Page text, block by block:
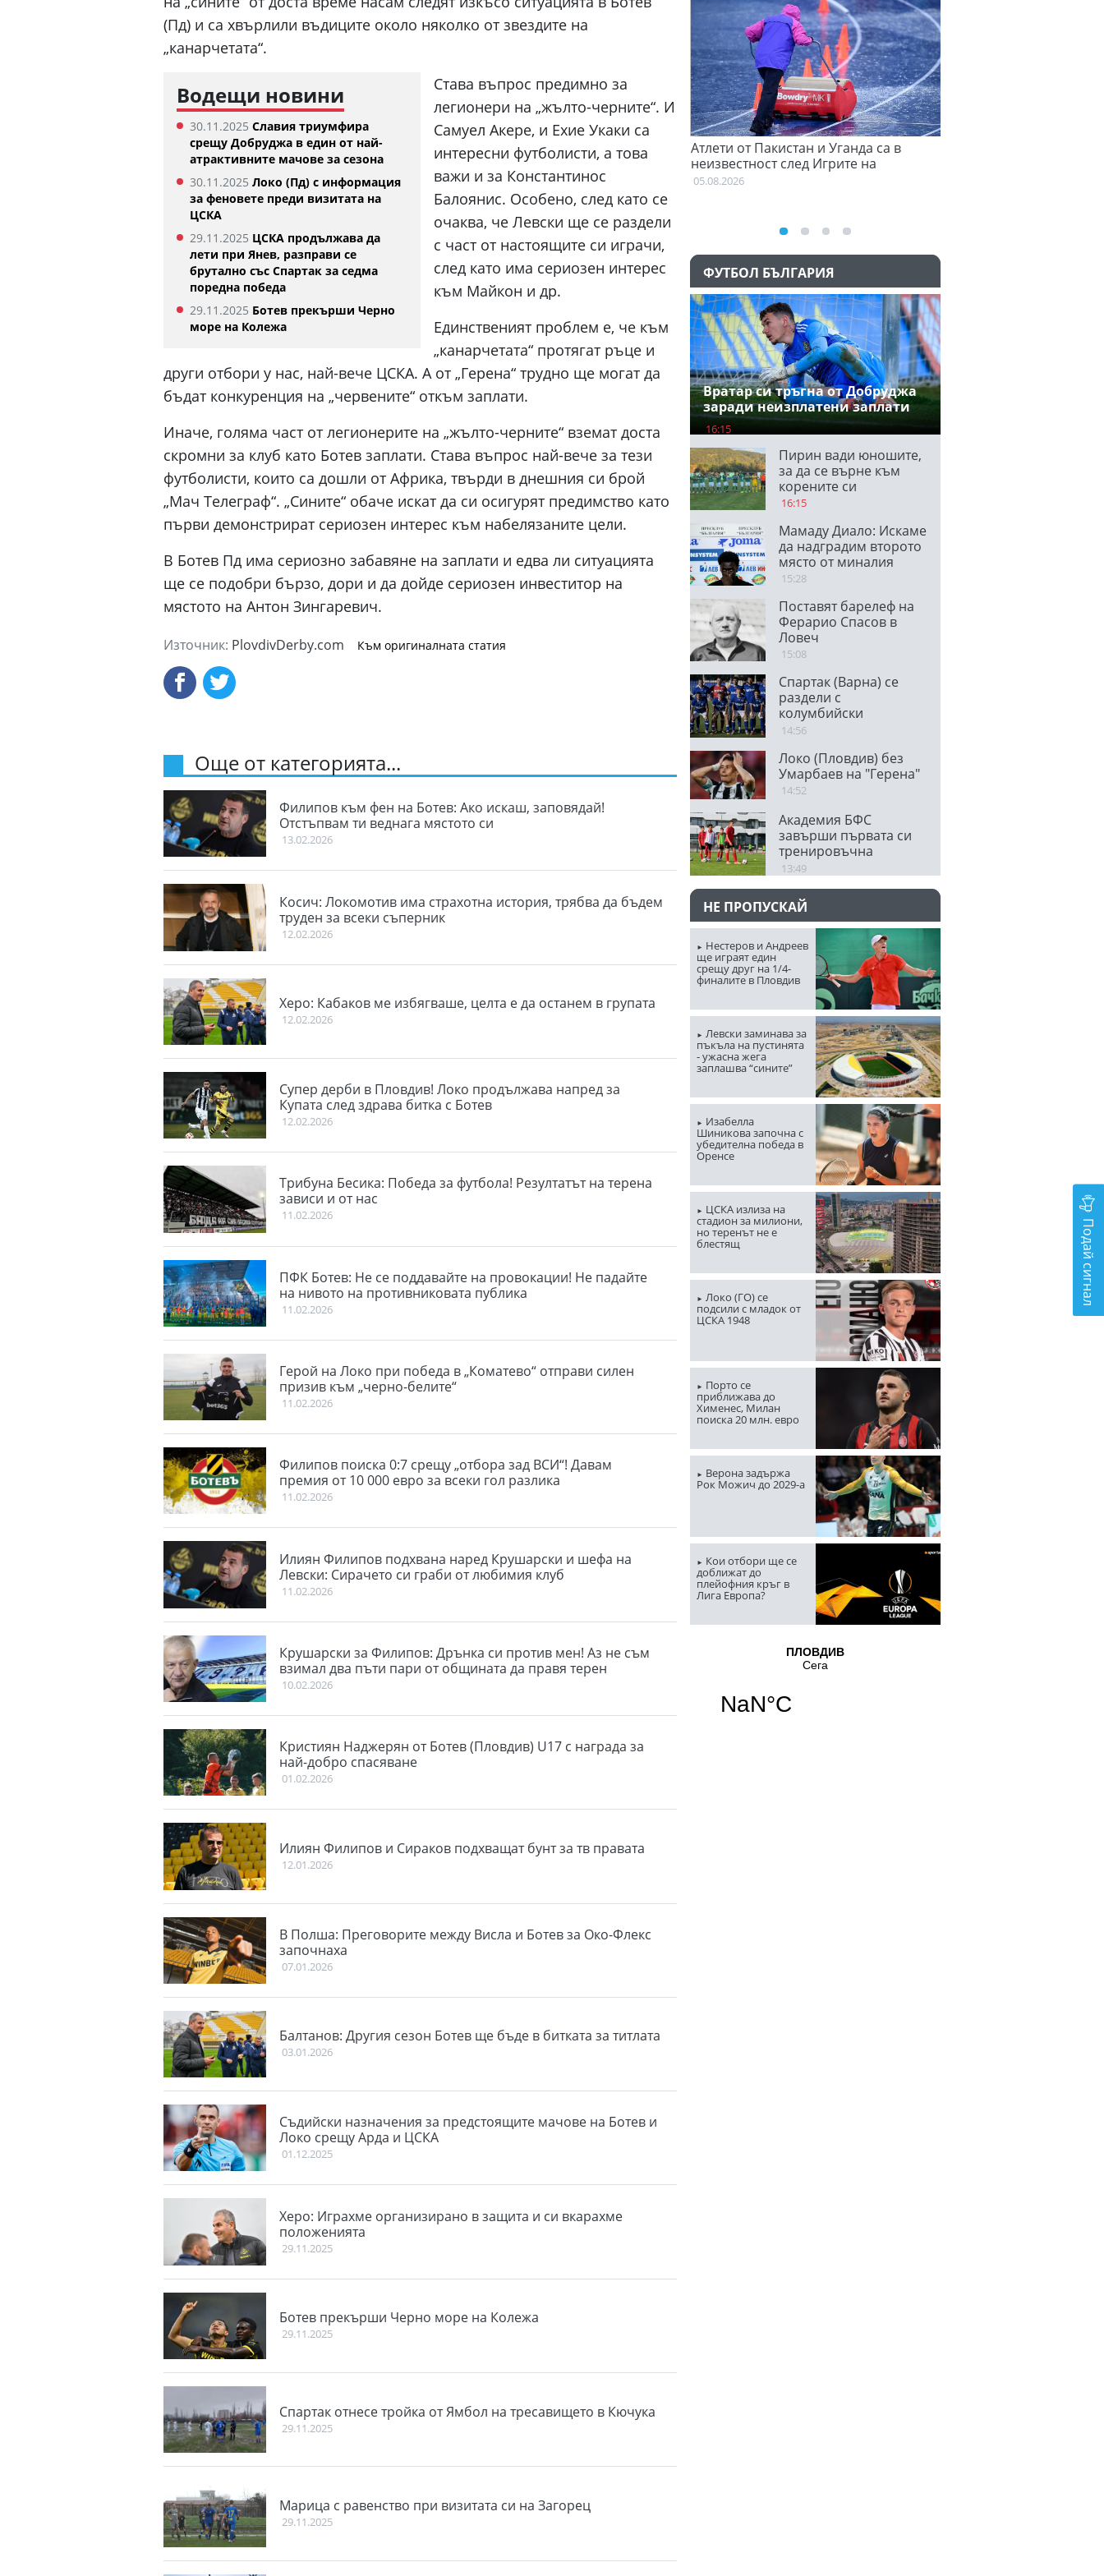
(Пд) и са хвърлили въдиците около няколко от звездите на
„канарчетата“.
Водещи новини
30.11.2025 Славия триумфира
срещу Добруджа в един от най-
атрактивните мачове за сезона
30.11.2025 Локо (Пд) с информация
за феновете преди визитата на
ЦСКА
29.11.2025 ЦСКА продължава да
лети при Янев, разправи се
брутално със Спартак за седма
поредна победа
29.11.2025 Ботев прекърши Черно
море на Колежа
Става въпрос предимно за
легионери на „жълто-черните“. И
Самуел Акере, и Ехие Укаки са
интересни футболисти, а това
важи и за Константинос
Балоянис. Особено, след като се
очаква, че Левски ще се раздели
с част от настоящите си играчи,
след като има сериозен интерес
към Майкон и др.
Единственият проблем е, че към
„канарчетата“ протягат ръце и
други отбори у нас, най-вече ЦСКА. А от „Герена“ трудно ще могат да
бъдат конкуренция на „червените“ откъм заплати.
Иначе, голяма част от легионерите на „жълто-черните“ вземат доста
скромни за клуб като Ботев заплати. Става въпрос най-вече за тези
футболисти, които са дошли от Африка, твърди в днешния си брой
„Мач Телеграф“. „Сините“ обаче искат да си осигурят предимство като
първи демонстрират сериозен интерес към набелязаните цели.
В Ботев Пд има сериозно забавяне на заплати и едва ли ситуацията
ще се подобри бързо, дори и да дойде сериозен инвеститор на
мястото на Антон Зингаревич.
Източник: PlovdivDerby.com Към оригиналната статия
Още от категорията...
Филипов към фен на Ботев: Ако искаш, заповядай!
Отстъпвам ти веднага мястото си
13.02.2026
Косич: Локомотив има страхотна история, трябва да бъдем
труден за всеки съперник
12.02.2026
Херо: Кабаков ме избягваше, целта е да останем в групата
12.02.2026
Супер дерби в Пловдив! Локо продължава напред за
Купата след здрава битка с Ботев
12.02.2026
Трибуна Бесика: Победа за футбола! Резултатът на терена
зависи и от нас
11.02.2026
ПФК Ботев: Не се поддавайте на провокации! Не падайте
на нивото на противниковата публика
11.02.2026
Герой на Локо при победа в „Коматево“ отправи силен
призив към „черно-белите“
11.02.2026
Филипов поиска 0:7 срещу „отбора зад ВСИ“! Давам
премия от 10 000 евро за всеки гол разлика
11.02.2026
Илиян Филипов подхвана наред Крушарски и шефа на
Левски: Сирачето си граби от любимия клуб
11.02.2026
Крушарски за Филипов: Дрънка си против мен! Аз не съм
взимал два пъти пари от общината да правя терен
10.02.2026
Кристиян Наджерян от Ботев (Пловдив) U17 с награда за
най-добро спасяване
01.02.2026
Илиян Филипов и Сираков подхващат бунт за тв правата
12.01.2026
В Полша: Преговорите между Висла и Ботев за Око-Флекс
започнаха
07.01.2026
Балтанов: Другия сезон Ботев ще бъде в битката за титлата
03.01.2026
Съдийски назначения за предстоящите мачове на Ботев и
Локо срещу Арда и ЦСКА
01.12.2025
Херо: Играхме организирано в защита и си вкарахме
положенията
29.11.2025
Ботев прекърши Черно море на Колежа
29.11.2025
Спартак отнесе тройка от Ямбол на тресавището в Кючука
29.11.2025
Марица с равенство при визитата си на Загорец
29.11.2025
Денвър Нъгетс взе звезда от
Евролигата
05.08.2026
Феран Торес е казал "да" на Пари Сен
Жермен
02:59
Атлети от Пакистан и Уганда са в
неизвестност след Игрите на
Британската общност
05.08.2026
ФУТБОЛ БЪЛГАРИЯ
Вратар си тръгна от Добруджа
заради неизплатени заплати
16:15
Пирин вади юношите,
за да се върне към
корените си
16:15
Мамаду Диало: Искаме
да надградим второто
място от миналия
сезон, вярвам, че ще
Панатинайкос
15:28
Поставят барелеф на
Ферарио Спасов в
Ловеч
15:08
Спартак (Варна) се
раздели с
колумбийски
защитник
14:56
Локо (Пловдив) без
Умарбаев на "Герена"
14:52
Академия БФС
завърши първата си
тренировъчна
седмица
13:49
НЕ ПРОПУСКАЙ
Нестеров и Андреев
ще играят един
срещу друг на 1/4-
финалите в Пловдив
Левски заминава за
пъкъла на пустинята
- ужасна жега
заплашва “сините”
Изабелла
Шиникова започна с
убедителна победа в
Оренсе
ЦСКА излиза на
стадион за милиони,
но теренът не е
блестящ
Локо (ГО) се
подсили с младок от
ЦСКА 1948
Порто се
приближава до
Хименес, Милан
поиска 20 млн. евро
Верона задържа
Рок Можич до 2029-а
Кои отбори ще се
доближат до
плейофния кръг в
Лига Европа?
Подай сигнал